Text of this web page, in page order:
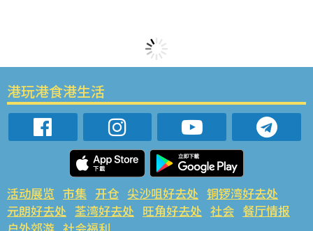
港玩港食港生活
活动展览 市集 开仓 尖沙咀好去处 铜锣湾好去处
元朗好去处 荃湾好去处 旺角好去处 社会 餐厅情报